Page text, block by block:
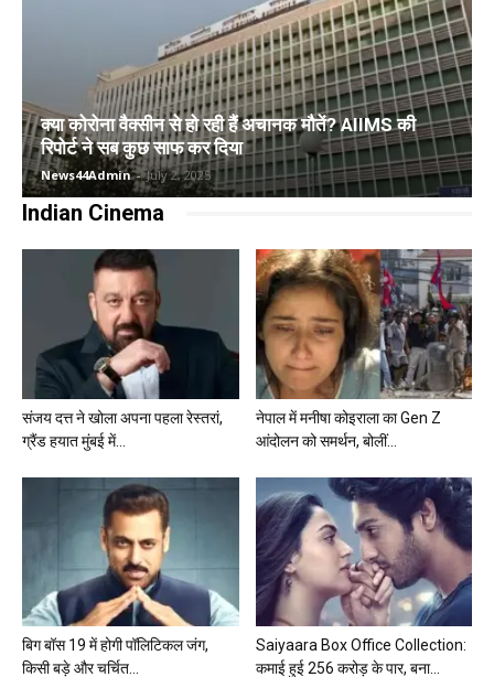
क्या कोरोना वैक्सीन से हो रही हैं अचानक मौतें? AIIMS की
रिपोर्ट ने सब कुछ साफ कर दिया
News44Admin - July 2, 2025
Indian Cinema
संजय दत्त ने खोला अपना पहला रेस्तरां,
ग्रैंड हयात मुंबई में...
नेपाल में मनीषा कोइराला का Gen Z
आंदोलन को समर्थन, बोलीं...
बिग बॉस 19 में होगी पॉलिटिकल जंग,
किसी बड़े और चर्चित...
Saiyaara Box Office Collection:
कमाई हुई 256 करोड़ के पार, बना...